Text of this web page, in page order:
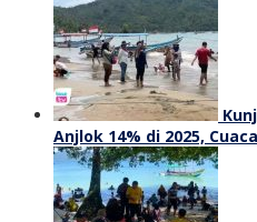
Anjlok 14% di 2025,